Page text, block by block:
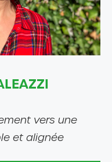
vers une
et alignée